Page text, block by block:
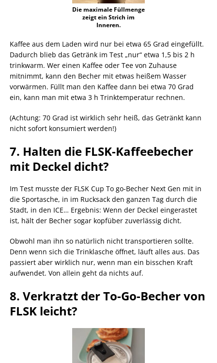
Die maximale Füllmenge
zeigt ein Strich im
Inneren.
Kaffee aus dem Laden wird nur bei etwa 65 Grad eingefüllt.
Dadurch blieb das Getränk im Test „nur“ etwa 1,5 bis 2 h
trinkwarm. Wer einen Kaffee oder Tee von Zuhause
mitnimmt, kann den Becher mit etwas heißem Wasser
vorwärmen. Füllt man den Kaffee dann bei etwa 70 Grad
ein, kann man mit etwa 3 h Trinktemperatur rechnen.
(Achtung: 70 Grad ist wirklich sehr heiß, das Getränkt kann
nicht sofort konsumiert werden!)
7. Halten die FLSK-Kaffeebecher
mit Deckel dicht?
Im Test musste der FLSK Cup To go-Becher Next Gen mit in
die Sportasche, in im Rucksack den ganzen Tag durch die
Stadt, in den ICE… Ergebnis: Wenn der Deckel eingerastet
ist, hält der Becher sogar kopfüber zuverlässig dicht.
Obwohl man ihn so natürlich nicht transportieren sollte.
Denn wenn sich die Trinklasche öffnet, läuft alles aus. Das
passiert aber wirklich nur, wenn man ein bisschen Kraft
aufwendet. Von allein geht da nichts auf.
8. Verkratzt der To-Go-Becher von
FLSK leicht?